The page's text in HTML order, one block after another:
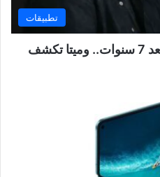
تطبيقات
رئيس واتساب يغادر منصبه بعد 7 سنوات.. وميتا تكشف